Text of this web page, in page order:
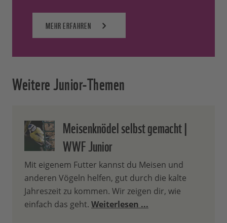
MEHR ERFAHREN
Weitere Junior-Themen
Meisenknödel selbst gemacht |
WWF Junior
Mit eigenem Futter kannst du Meisen und
anderen Vögeln helfen, gut durch die kalte
Jahreszeit zu kommen. Wir zeigen dir, wie
einfach das geht. Weiterlesen ...